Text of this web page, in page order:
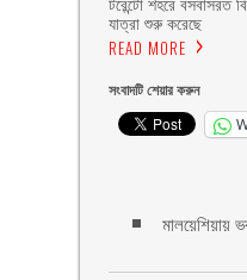
টরেন্টো শহরে বসবাসরত
যাত্রা শুরু করেছে
READ MORE
সংবাদটি শেয়ার করুন
মালয়েশিয়ায়